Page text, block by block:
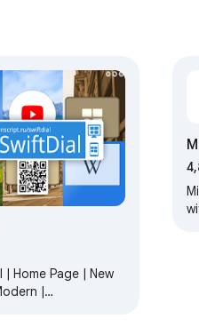
| Home Page | New
|